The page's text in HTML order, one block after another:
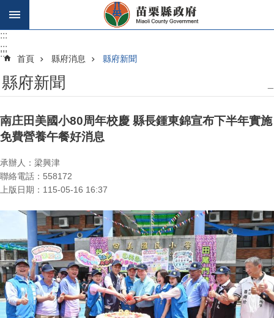
跳到主要內容區塊
:::
:::
::: 首頁 縣府消息 縣府新聞
縣府新聞
南庄田美國小80周年校慶 縣長鍾東錦宣布下半年實施
免費營養午餐好消息
承辦人：梁興津
聯絡電話：558172
上版日期：115-05-16 16:37